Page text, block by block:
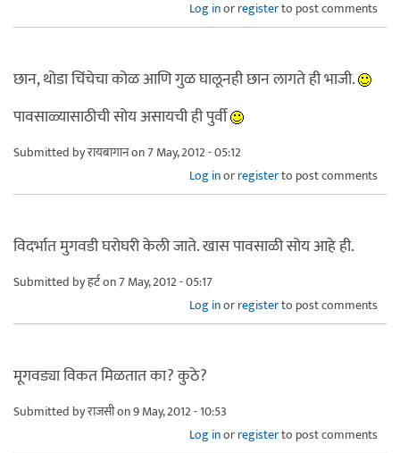
Log inorregisterto post comments
छान, थोडा चिंचेचा कोळ आणि गुळ घालूनही छान लागते ही भाजी.
पावसाळ्यासाठीची सोय असायची ही पुर्वी
Submitted byरायबागानon 7 May, 2012 - 05:12
Log inorregisterto post comments
विदर्भात मुगवडी घरोघरी केली जाते. खास पावसाळी सोय आहे ही.
Submitted byहर्टon 7 May, 2012 - 05:17
Log inorregisterto post comments
मूगवड्या विकत मिळतात का? कुठे?
Submitted byराजसीon 9 May, 2012 - 10:53
Log inorregisterto post comments